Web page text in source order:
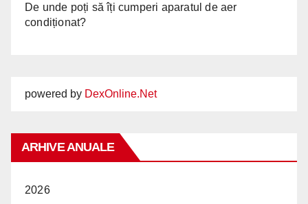
De unde poți să îți cumperi aparatul de aer
condiționat?
powered by DexOnline.Net
ARHIVE ANUALE
2026